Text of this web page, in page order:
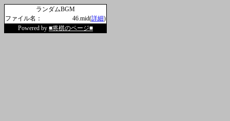
ランダムBGM
ファイル名：
46.mid(詳細)
Powered by ■将棋のページ■